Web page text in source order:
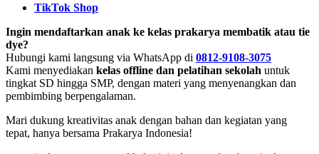
TikTok Shop
Ingin mendaftarkan anak ke kelas prakarya membatik atau tie
dye?
Hubungi kami langsung via WhatsApp di 0812-9108-3075
Kami menyediakan kelas offline dan pelatihan sekolah untuk
tingkat SD hingga SMP, dengan materi yang menyenangkan dan
pembimbing berpengalaman.
Mari dukung kreativitas anak dengan bahan dan kegiatan yang
tepat, hanya bersama Prakarya Indonesia!